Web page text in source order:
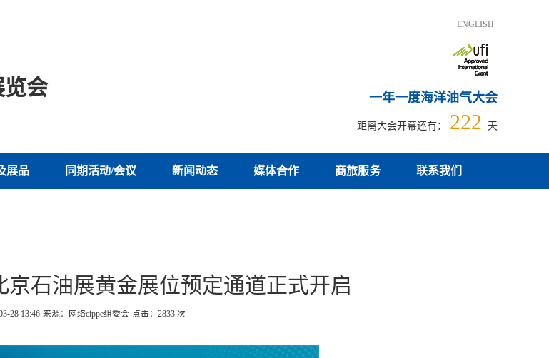
览会
ENGLISH
一年一度海洋油气大会
距离大会开幕还有： 222 天
展品 同期活动/会议 新闻动态 媒体合作 商旅服务 联系我们
京石油展黄金展位预定通道正式开启
28 13:46 来源：网络cippe组委会 点击： 2833 次